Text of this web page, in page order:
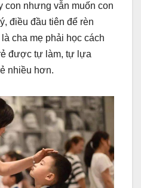
con nhưng vẫn muốn con
điều đầu tiên để rèn
cha mẹ phải học cách
được tự làm, tự lựa
nhiều hơn.